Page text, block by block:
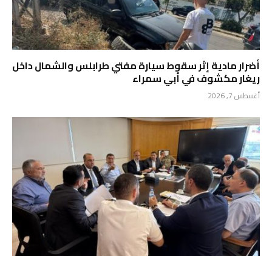
أضرار مادية إثر سقوط سيارة مفتي طرابلس والشمال داخل
ريغار مكشوف في أبي سمراء
أغسطس 7, 2026